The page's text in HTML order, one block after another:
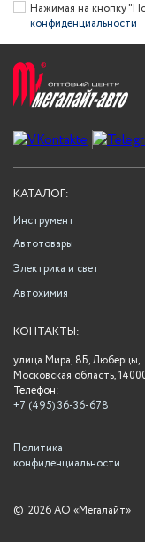
Нажимая на кнопку
конфиденциальности
КАТАЛОГ:
Инструмент
Автотовары
Электрика и свет
Автохимия
КОНТАКТЫ:
улица Мира, 8Б, Люберцы,
Московская область,
Телефон:
+7 (495) 36-36-678
Политика
конфиденциальности
© 2026 АО «Мегалайт»